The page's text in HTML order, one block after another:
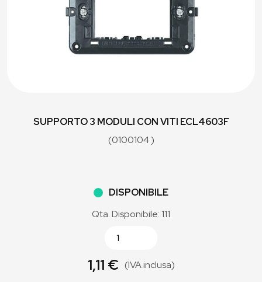
SUPPORTO 3 MODULI CON VITI ECL4603F
(0100104 )
DISPONIBILE
Qta. Disponibile: 111
1,11 € (IVA inclusa)